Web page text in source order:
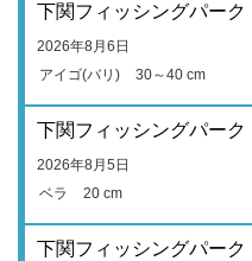
下関フィッシングパーク
2026年8月6日
アイゴ(バリ)
30～40 cm
下関フィッシングパーク
2026年8月5日
ベラ
20 cm
下関フィッシングパーク